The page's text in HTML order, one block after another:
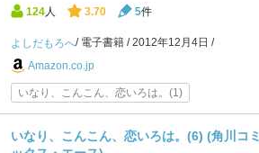
124 人 3.70 5件
よしだもろへ 電子書籍
2012年12月4日
Amazon.co.jp
いなり、こんこん、恋いろは。(1)
いなり、こんこん、恋いろは。(6) (角川コミ